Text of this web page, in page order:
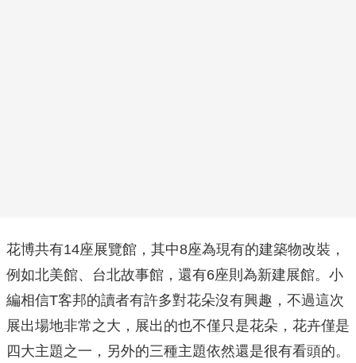
花博共有14座展覽館，其中8座為現有的建築物改裝，
例如北美館、台北故事館，還有6座則為新建展館。小
編相信T客邦的讀者有許多對花朵沒有興趣，不過這次
展出場地非常之大，展出的也不僅只是花朵，花卉僅是
四大主題之一，另外的三種主題依然還是很有看頭的。